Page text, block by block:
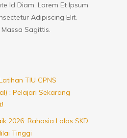
Id Diam. Lorem Et Ipsum
Adipiscing Elit.
Sagittis.
TIU CPNS
: Pelajari Sekarang
2026: Rahasia Lolos SKD
Tinggi